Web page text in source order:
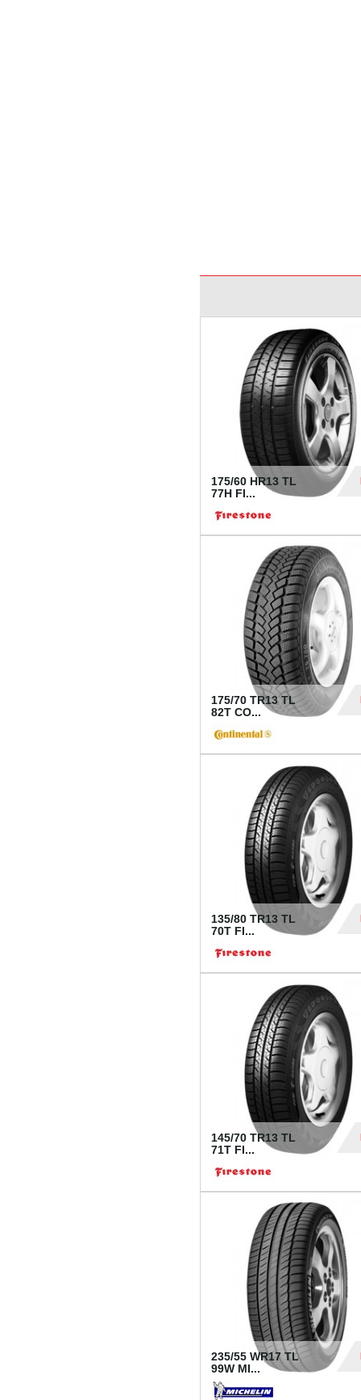
175/60 HR13 TL
77H FI...
175/70 TR13 TL
82T CO...
135/80 TR13 TL
70T FI...
145/70 TR13 TL
71T FI...
235/55 WR17 TL
99W MI...